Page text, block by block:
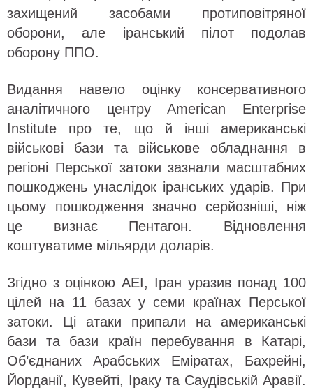
захищений засобами протиповітряної
оборони, але іранський пілот подолав
оборону ППО.
Видання навело оцінку консервативного
аналітичного центру American Enterprise
Institute про те, що й інші американські
військові бази та військове обладнання в
регіоні Перської затоки зазнали масштабних
пошкоджень унаслідок іранських ударів. При
цьому пошкодження значно серйозніші, ніж
це визнає Пентагон. Відновлення
коштуватиме мільярди доларів.
Згідно з оцінкою AEI, Іран уразив понад 100
цілей на 11 базах у семи країнах Перської
затоки. Ці атаки припали на американські
бази та бази країн перебування в Катарі,
Об’єднаних Арабських Еміратах, Бахрейні,
Йорданії, Кувейті, Іраку та Саудівській Аравії.